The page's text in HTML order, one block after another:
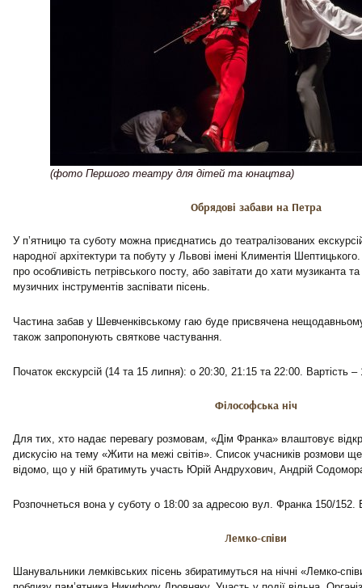
(фото Першого театру для дітей та юнацтва)
Обрядові забави на Петра
У п’ятницю та суботу можна приєднатись до театралізованих
народної архітектури та побуту у Львові імені Климентія
про особливість петрівського посту, або завітати до хати музиканта
музичних інструментів заспівати пісень.
Частина забав у Шевченківському гаю буде присвячена
також запропонують святкове частування.
Початок екскурсій (14 та 15 липня): о 20:30, 21:15 та 22:00. Вартість –
Філософська ніч
Для тих, хто надає перевагу розмовам, «Дім Франка» влаштовує
дискусію на тему «Жити на межі світів». Список учасників розмови
відомо, що у ній братимуть участь Юрій Андрухович, Андрій
Розпочнеться вона у суботу о 18:00 за адресою вул. Франка 150/152.
Лемко-співи
Шанувальники лемківських пісень збиратимуться на нічні «Лемко-